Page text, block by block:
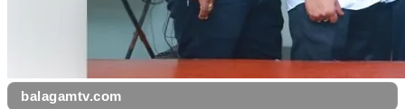
balagamtv.com